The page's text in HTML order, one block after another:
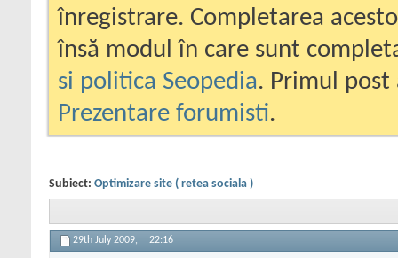
înregistrare. Completarea
însă modul în care sunt
si politica Seopedia. Primul
Prezentare forumisti.
Subiect: Optimizare site ( retea sociala )
29th July 2009, 22:16